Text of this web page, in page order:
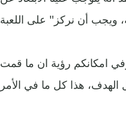
امكانكم رؤية ان ما قمت